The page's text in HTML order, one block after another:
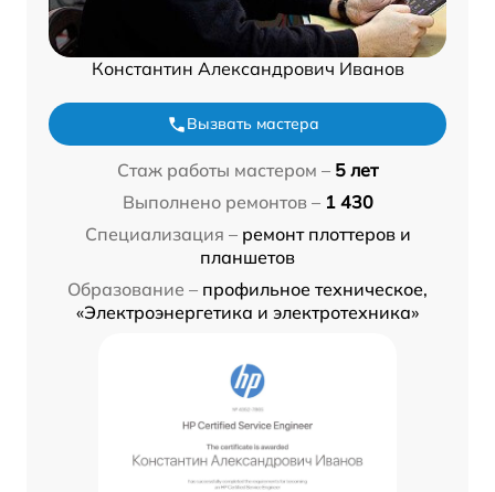
Константин Александрович Иванов
Вызвать мастера
Стаж работы мастером – 5 лет
Выполнено ремонтов – 1 430
Специализация – ремонт плоттеров и
планшетов
Образование – профильное техническое,
«Электроэнергетика и электротехника»